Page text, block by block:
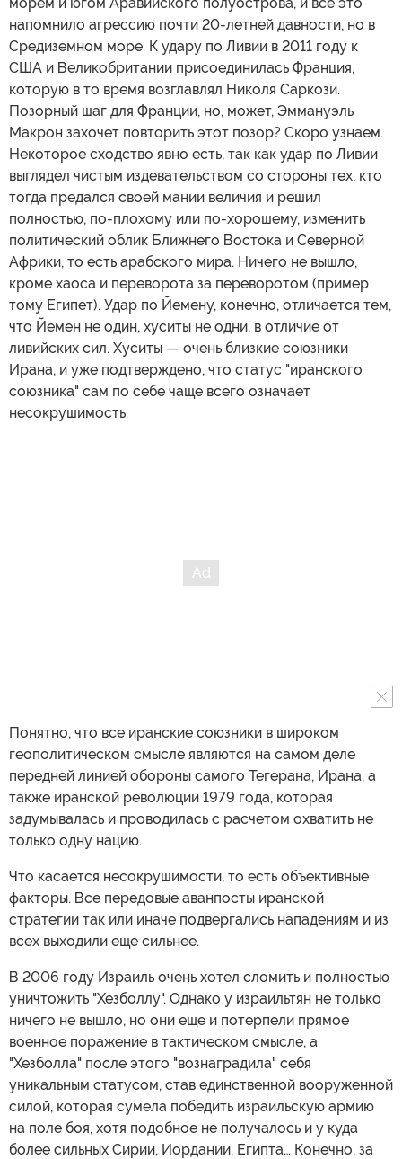
напомнило агрессию почти 20-летней давности, но в
Средиземном море. К удару по Ливии в 2011 году к
США и Великобритании присоединилась Франция,
которую в то время возглавлял Николя Саркози.
Позорный шаг для Франции, но, может, Эммануэль
Макрон захочет повторить этот позор? Скоро узнаем.
Некоторое сходство явно есть, так как удар по Ливии
выглядел чистым издевательством со стороны тех, кто
тогда предался своей мании величия и решил
полностью, по-плохому или по-хорошему, изменить
политический облик Ближнего Востока и Северной
Африки, то есть арабского мира. Ничего не вышло,
кроме хаоса и переворота за переворотом (пример
тому Египет). Удар по Йемену, конечно, отличается тем,
что Йемен не один, хуситы не одни, в отличие от
ливийских сил. Хуситы — очень близкие союзники
Ирана, и уже подтверждено, что статус "иранского
союзника" сам по себе чаще всего означает
несокрушимость.
Понятно, что все иранские союзники в широком
геополитическом смысле являются на самом деле
передней линией обороны самого Тегерана, Ирана, а
также иранской революции 1979 года, которая
задумывалась и проводилась с расчетом охватить не
только одну нацию.
Что касается несокрушимости, то есть объективные
факторы. Все передовые аванпосты иранской
стратегии так или иначе подвергались нападениям и из
всех выходили еще сильнее.
В 2006 году Израиль очень хотел сломить и полностью
уничтожить "Хезболлу". Однако у израильтян не только
ничего не вышло, но они еще и потерпели прямое
военное поражение в тактическом смысле, а
"Хезболла" после этого "вознаградила" себя
уникальным статусом, став единственной вооруженной
силой, которая сумела победить израильскую армию
на поле боя, хотя подобное не получалось и у куда
более сильных Сирии, Иордании, Египта… Конечно, за